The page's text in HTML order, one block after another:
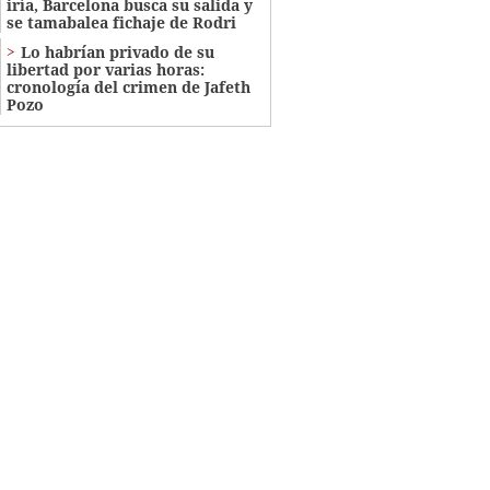
iría, Barcelona busca su salida y
se tamabalea fichaje de Rodri
Lo habrían privado de su
libertad por varias horas:
cronología del crimen de Jafeth
Pozo